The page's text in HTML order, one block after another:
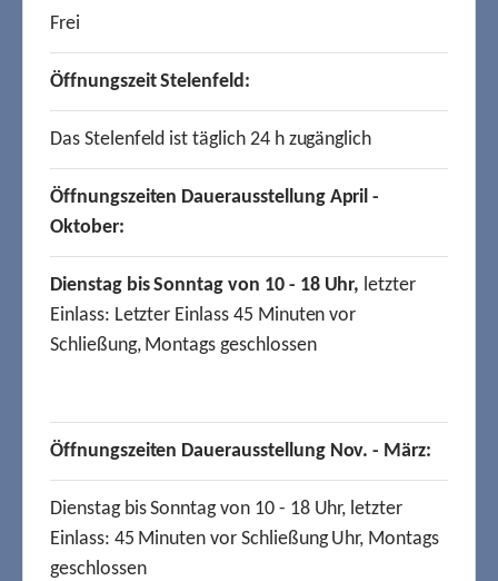
Frei
Öffnungszeit Stelenfeld:
Das Stelenfeld ist täglich 24 h zugänglich
Öffnungszeiten Dauerausstellung April -
Oktober:
Dienstag bis Sonntag von 10 - 18 Uhr, letzter
Einlass: Letzter Einlass 45 Minuten vor
Schließung, Montags geschlossen
Öffnungszeiten Dauerausstellung Nov. - März:
Dienstag bis Sonntag von 10 - 18 Uhr, letzter
Einlass: 45 Minuten vor Schließung Uhr, Montags
geschlossen